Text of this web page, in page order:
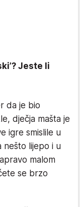
Jeste li
da je bio
dječja mašta je
igre smislile u
nešto lijepo i u
malom
se brzo